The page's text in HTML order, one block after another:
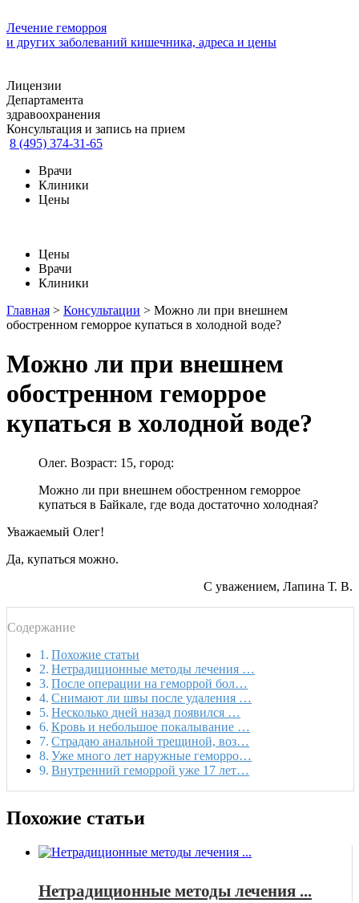
Лечение геморроя
и других заболеваний кишечника, адреса и цены
Лицензии
Департамента
здравоохранения
Консультация и запись на прием
8 (495) 374-31-65
Врачи
Клиники
Цены
Цены
Врачи
Клиники
Главная > Консультации > Можно ли при внешнем
обостренном геморрое купаться в холодной воде?
Можно ли при внешнем
обостренном геморрое
купаться в холодной воде?
Олег. Возраст: 15, город:
Можно ли при внешнем обостренном геморрое
купаться в Байкале, где вода достаточно холодная?
Уважаемый Олег!
Да, купаться можно.
С уважением, Лапина Т. В.
Содержание
Похожие статьи
Нетрадиционные методы лечения …
После операции на геморрой бол…
Снимают ли швы после удаления …
Несколько дней назад появился …
Кровь и небольшое покалывание …
Страдаю анальной трещиной, воз…
Уже много лет наружные геморро…
Внутренний геморрой уже 17 лет…
Похожие статьи
Нетрадиционные методы лечения ...